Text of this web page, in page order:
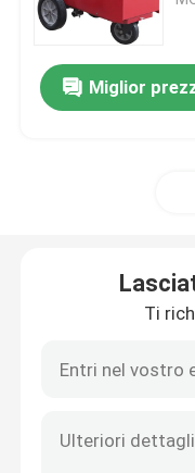
Pista corrente
Miglior
Ti